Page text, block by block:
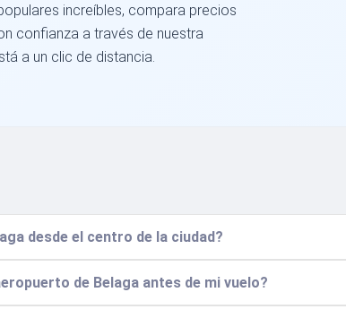
increíbles, compara precios
confianza a través de nuestra
a un clic de distancia.
desde el centro de la ciudad?
de Belaga antes de mi vuelo?